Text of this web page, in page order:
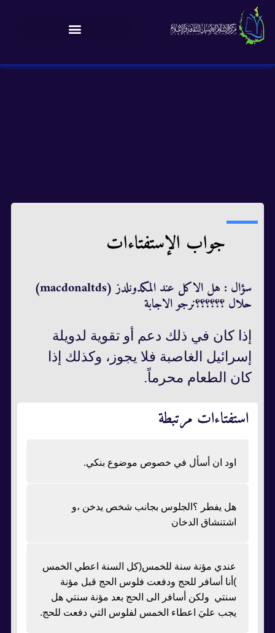
جواب الإستفتاءات
سؤال : هل الاكل عند المكدونلدز (macdonaltds)
حلال ؟؟؟؟؟؟نرجو الاجابة
إذا كان في ذلك دعم أو تقوية لدويلة
إسرائيل الغاصبة فلا يجوز، وكذلك إذا
كان الطعام محرماً.
استفتاءات مرتبطة
اود ان أسأل في خصوص موضوع بنكي.
هل يفطر ؟الجلوس بجانب شخص يدخن ،و
اشتنشاق الدخان
عندي مؤنة سنة للخمس(كل السنة اعطي الخمس
)أنا أسافر للحج ودفعت فلوس الحج قبل مؤنة
سنتي ولكن أسافر الى الحج بعد مؤنة سنتي هل
يجب عليَ اعطاء الخمس لفلوس التي دفعت للحج.